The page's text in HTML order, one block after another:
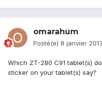
omarahum
Posté(e) 8 janvier 2013
Which ZT-280 C91 tablet(s)
sticker on your tablet(s) say?